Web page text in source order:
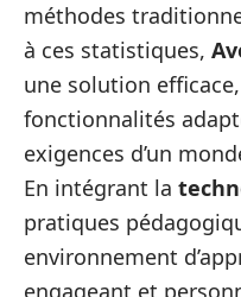
méthodes
à ces statistiques,
une solution
fonctionnalités
exigences d’un
En intégrant la
pratiques
environnement
engageant et